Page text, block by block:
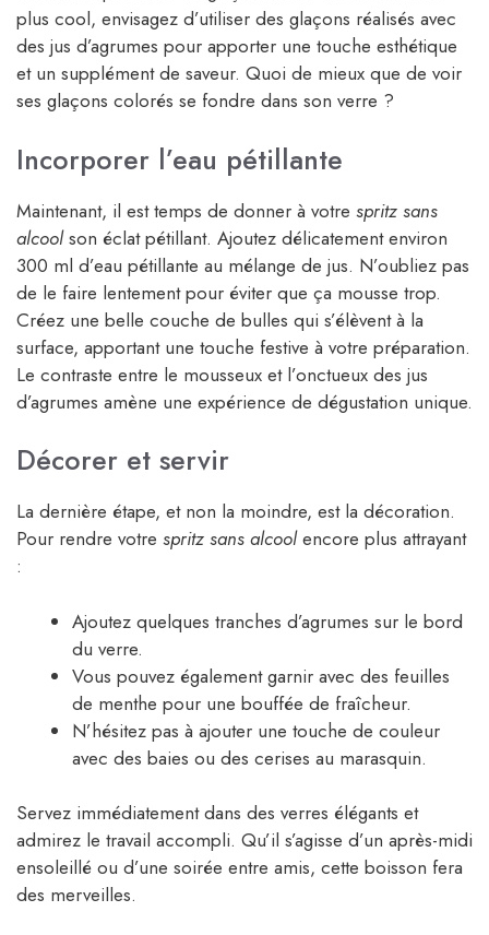
plus cool, envisagez d’utiliser des glaçons réalisés avec
des jus d’agrumes pour apporter une touche esthétique
et un supplément de saveur. Quoi de mieux que de voir
ses glaçons colorés se fondre dans son verre ?
Incorporer l’eau pétillante
Maintenant, il est temps de donner à votre spritz sans
alcoolson éclat pétillant. Ajoutez délicatement environ
300 ml d’eau pétillante au mélange de jus. N’oubliez pas
de le faire lentement pour éviter que ça mousse trop.
Créez une belle couche de bulles qui s’élèvent à la
surface, apportant une touche festive à votre préparation.
Le contraste entre le mousseux et l’onctueux des jus
d’agrumes amène une expérience de dégustation unique.
Décorer et servir
La dernière étape, et non la moindre, est la décoration.
Pour rendre votre spritz sans alcoolencore plus attrayant
:
Ajoutez quelques tranches d’agrumes sur le bord
du verre.
Vous pouvez également garnir avec des feuilles
de menthe pour une bouffée de fraîcheur.
N’hésitez pas à ajouter une touche de couleur
avec des baies ou des cerises au marasquin.
Servez immédiatement dans des verres élégants et
admirez le travail accompli. Qu’il s’agisse d’un après-midi
ensoleillé ou d’une soirée entre amis, cette boisson fera
des merveilles.